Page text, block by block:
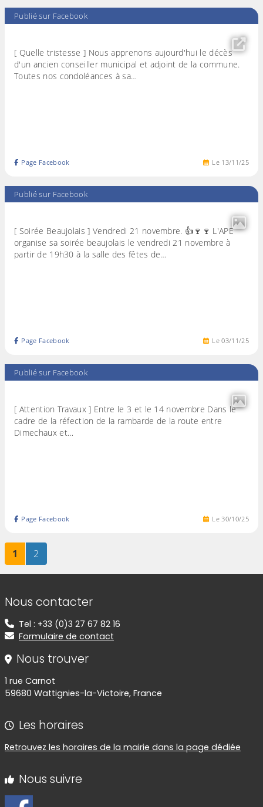
Publié sur Facebook
[ Quelle tristesse ] Nous apprenons aujourd'hui le décès
d'un ancien conseiller municipal et adjoint de la commune.
Toutes nos condoléances à sa…
Le 13/11/25
Page Facebook
Publié sur Facebook
[ Soirée Beaujolais ] Vendredi 21 novembre. 👍🍷🍷 L'APE
organise sa soirée beaujolais le vendredi 21 novembre à
partir de 19h30 à la salle des fêtes de…
Le03/11/25
Page Facebook
Publié sur Facebook
[ Attention Travaux ] Entre le 3 et le 14 novembre Dans le
cadre de la réfection de la rambarde de la route entre
Dimechaux et…
Le30/10/25
Page Facebook
Page
1 sur 2Page
2
Informations de contact
Nous contacter
Tel : +33 (0)3 27 67 82 16
Formulaire de contact
Nous trouver
1 rue Carnot
59680 Wattignies-la-Victoire, France
Les horaires
Retrouvez les horaires de la mairie dans la page dédiée
Nous suivre